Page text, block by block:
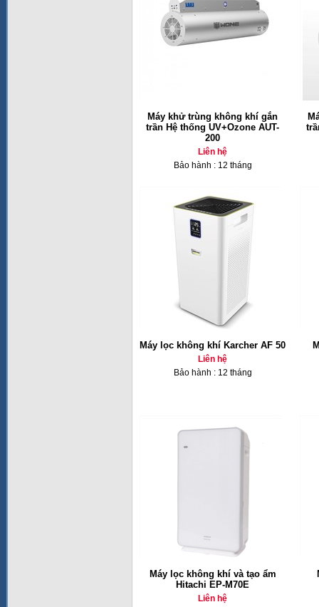
Máy khử trùng không khí gắn
trần Hệ thống UV+Ozone AUT-
200
Liên hệ
Bảo hành : 12 tháng
Máy lọc không khí Karcher AF 50
Liên hệ
Bảo hành : 12 tháng
Máy lọc không khí và tạo ẩm
Hitachi EP-M70E
Liên hệ